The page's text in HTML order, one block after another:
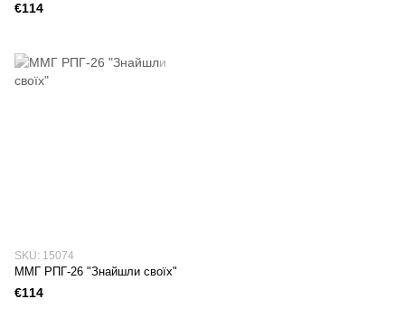
€114
SKU: 15074
ММГ РПГ-26 "Знайшли своїх"
€114